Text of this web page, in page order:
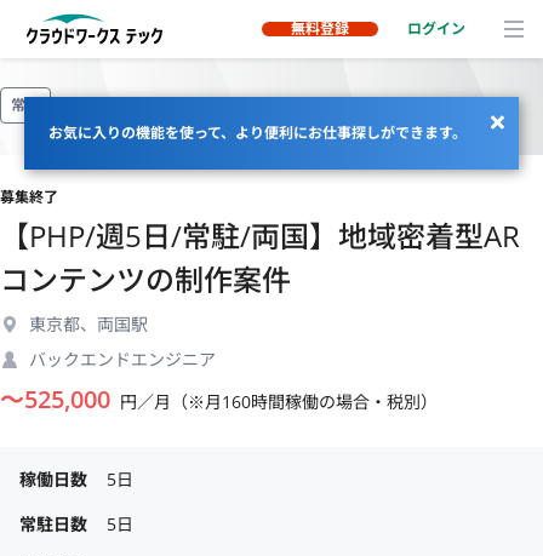
無料登録 ログイン
お気に入りの機能を使って、より便利にお仕事探しができます。
常駐
募集終了
【PHP/週5日/常駐/両国】地域密着型AR
コンテンツの制作案件
東京都、両国駅
バックエンドエンジニア
〜525,000 円／月（※月160時間稼働の場合・税別）
稼働日数
5日
常駐日数
5日